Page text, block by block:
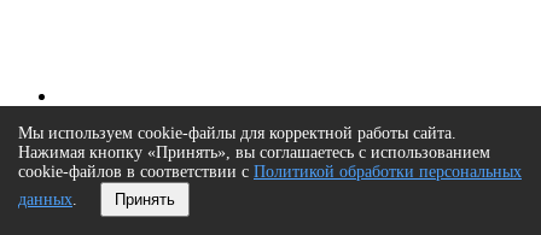
Мы используем cookie-файлы для корректной работы сайта.
Нажимая кнопку «Принять», вы соглашаетесь с использованием
cookie-файлов в соответствии с Политикой обработки персональных
данных. Принять